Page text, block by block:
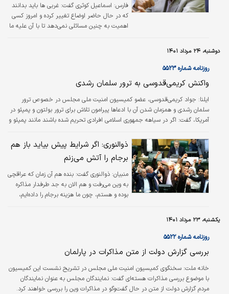
فارس: اسماعیل کوثری گفت: غربی ها باید بدانند
که در حال حاضر اوضاع تغییر کرده و امروز کسی
اهمیت به چنین مسائلی نمی‌دهد تا با آن علیه ما
می‌رسانیم.
دوشنبه، ۲۴ مرداد ۱۴۰۱
روزنامه شماره ۵۵۲۳
واکنش کریمی‌قدوسی به ترور سلمان رشدی
ايلنا: جواد کریمی‌قدوسی، عضو کمیسیون امنیت ملی مجلس در خصوص ترور
سلمان رشدی و همزمان شدن آن با ادعاها پیرامون تلاش برای ترور بولتون و پمپئو در
آمریکا، گفت: اگر در سیاهه جمهوری اسلامی افرادی تحریم شده باشند مانند پمپئو و
پذیرفتند؛ برای ترور شهید سلیمانی و مهندس ابومهدی. با این فرض جمهوری
اسلامی نیازی به اعزام یک پاسدار به قلب دشمن ندارد، چون در همان کشور افراد
باغیرتی پیدا می‌شوند که از مواضع ما مطلع هستند و آتش به اختیارند…
ذوالنوری: اگر شرایط پیش بیاید باز هم
برجام را آتش می‌زنم
منبیان:
ذوالنوری گفت: بنده هم آن زمان که عراقچی
به وین می‌رفت و هم الان به جد طرفدار مذاکره
بوده و هستم، چون ما هزینه برجام را داده‌ایم،
یکشنبه، ۲۳ مرداد ۱۴۰۱
روزنامه شماره ۵۵۲۲
بررسی گزارش دولت از متن مذاکرات در پارلمان
خانه ملت: سخنگوی کمیسیون امنیت ملی مجلس در تشریح نشست این کمیسیون
با موضوع بررسی مذاکرات هسته‌ای گفت: نمایندگان مجلس به عنوان نمایندگان
مردم گزارش دولت از متن در حال گفت‌وگو در مذاکرات وین را بررسی خواهند کرد.